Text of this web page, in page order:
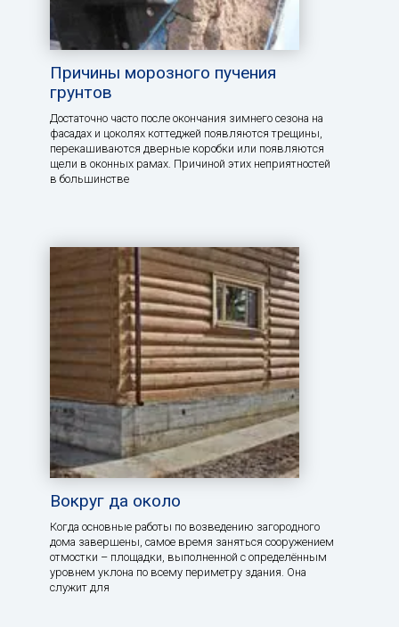
Причины морозного пучения
грунтов
Достаточно часто после окончания зимнего сезона на
фасадах и цоколях коттеджей появляются трещины,
перекашиваются дверные коробки или появляются
щели в оконных рамах. Причиной этих неприятностей
в большинстве
Вокруг да около
Когда основные работы по возведению загородного
дома завершены, самое время заняться сооружением
отмостки – площадки, выполненной с определённым
уровнем уклона по всему периметру здания. Она
служит для